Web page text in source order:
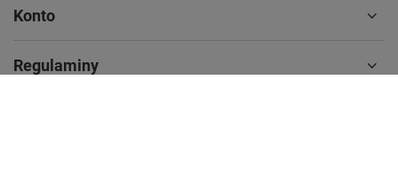
Konto
Regulaminy